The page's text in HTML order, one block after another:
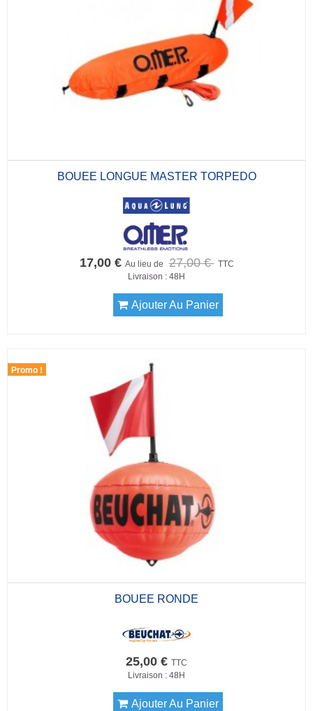
BOUEE LONGUE MASTER TORPEDO
17,00 € Au lieu de 27,00 € TTC
Livraison : 48H
Ajouter Au Panier
Promo !
BOUEE RONDE
25,00 € TTC
Livraison : 48H
Ajouter Au Panier